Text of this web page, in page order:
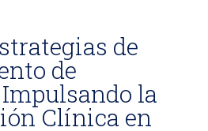
de
de
la
Clínica en